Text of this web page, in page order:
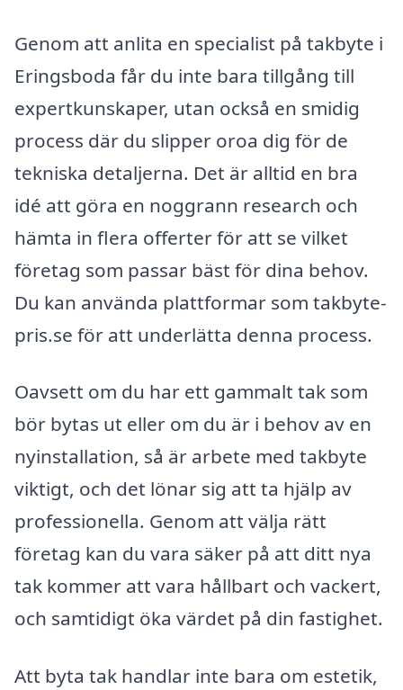
Genom att anlita en specialist på takbyte i
Eringsboda får du inte bara tillgång till
expertkunskaper, utan också en smidig
process där du slipper oroa dig för de
tekniska detaljerna. Det är alltid en bra
idé att göra en noggrann research och
hämta in flera offerter för att se vilket
företag som passar bäst för dina behov.
Du kan använda plattformar som takbyte-
pris.se för att underlätta denna process.
Oavsett om du har ett gammalt tak som
bör bytas ut eller om du är i behov av en
nyinstallation, så är arbete med takbyte
viktigt, och det lönar sig att ta hjälp av
professionella. Genom att välja rätt
företag kan du vara säker på att ditt nya
tak kommer att vara hållbart och vackert,
och samtidigt öka värdet på din fastighet.
Att byta tak handlar inte bara om estetik,